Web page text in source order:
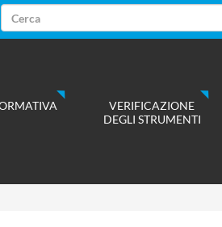
Form
di
Cerca
VERIFICAZIONE
DEGLI STRUMENTI